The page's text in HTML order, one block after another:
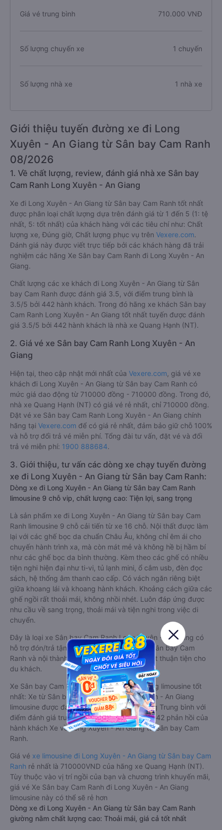
Giá vé trung bình 710.000 VNĐ
Số lượng chuyến xe 1 chuyến
Số lượng nhà xe 1 nhà xe
Giới thiệu tuyến đường xe đi Long
Xuyên - An Giang từ Sân bay Cam Ranh
08/2026
1. Về chất lượng, review, đánh giá nhà xe Sân bay
Cam Ranh Long Xuyên - An Giang
Xe đi Long Xuyên - An Giang từ Sân bay Cam Ranh tốt nhất
được phân loại chất lượng dựa trên đánh giá từ 1 đến 5 (1: tệ
nhất, 5: tốt nhất) của khách hàng với các tiêu chí như: Chất
lượng xe, Đúng giờ, Chất lượng phục vụ trên Vexere.com.
Đánh giá này được viết trực tiếp bởi các khách hàng đã trải
nghiệm các hãng Xe Sân bay Cam Ranh đi Long Xuyên - An
Giang.
Chất lượng các xe khách đi Long Xuyên - An Giang từ Sân
bay Cam Ranh được đánh giá 3.5, với điểm trung bình là
3.5/5 bởi 442 hành khách. Trong đó hãng xe khách Sân bay
Cam Ranh Long Xuyên - An Giang tốt nhất tuyến được đánh
giá 3.5/5 bởi 442 hành khách là nhà xe Quang Hạnh (NT).
2. Giá vé xe Sân bay Cam Ranh Long Xuyên - An
Giang
Hiện tại, theo cập nhật mới nhất của Vexere.com , giá vé xe
khách đi Long Xuyên - An Giang từ Sân bay Cam Ranh có
mức giá dao động từ 710000 đồng - 710000 đồng. Trong đó,
nhà xe Quang Hạnh (NT) có giá vé rẻ nhất, chỉ 710000 đồng.
Đặt vé xe Sân bay Cam Ranh Long Xuyên - An Giang chính
hãng tại Vexere.com để có giá rẻ nhất, đảm bảo giữ chỗ 100%
và hỗ trợ đổi trả vé miễn phí. Tổng đài tư vấn, đặt vé và đổi
trả vé miễn phí: 1900 888684.
3. Giới thiệu, tư vấn các dòng xe chạy tuyến đường
xe đi Long Xuyên - An Giang từ Sân bay Cam Ranh:
Dòng xe đi Long Xuyên - An Giang từ Sân bay Cam Ranh
limousine 9 chỗ vip, chất lượng cao: Tiện lợi, sang trọng
Là sản phẩm xe đi Long Xuyên - An Giang từ Sân bay Cam
Ranh limousine 9 chỗ cải tiến từ xe 16 chỗ. Nội thất được làm
lại với các ghế bọc da chuẩn Châu Âu, không chỉ êm ái cho
chuyến hành trình xa, mà còn mát mẻ và không hề bị hầm bí
như các ghế bọc da bình thường. Kèm theo các ghế có nhiều
tiện nghi hiện đại như ti-vi, tủ lạnh mini, ổ cắm usb, đèn đọc
sách, hệ thống âm thanh cao cấp. Có vách ngăn riêng biệt
giữa khoang lái và khoang hành khách. Khoảng cách giữa các
ghế ngồi rất thoải mái, không nhồi nhét. Luôn đáp ứng được
nhu cầu về sang trọng, thoải mái và tiện nghi trong việc di
chuyển.
Đây là loại xe Sân bay Cam Ranh Long Xuyên - An Giang có
hỗ trợ đón/trả tận nơi miễn phí tại nội thành Sân bay Cam
Ranh và nội thành Long Xuyên - An Giang, rất thuận tiện cho
du khách.
Xe Sân bay Cam Ranh Long Xuyên - An Giang limousine tốt
nhất: Xe từ Sân bay Cam Ranh đi Long Xuyên - An Giang
limousine được đánh giá chung có chất lượng Trung bình với
điểm đánh giá trung bình từ 3.5/5 dựa trên 442 phản hồi của
hành khách Xe về Long Xuyên - An Giang từ Sân bay Cam
Ranh.
Giá vé xe limousine đi Long Xuyên - An Giang từ Sân bay Cam
Ranh rẻ nhất là 710000VND của hãng xe Quang Hạnh (NT).
Tùy thuộc vào vị trí ngồi của bạn và chương trình khuyến mãi,
giá vé Xe Sân bay Cam Ranh đi Long Xuyên - An Giang
limousine này có thể sẽ rẻ hơn
Dòng xe đi Long Xuyên - An Giang từ Sân bay Cam Ranh
giường nằm chất lượng cao: Thoải mái, giá cả tốt nhất